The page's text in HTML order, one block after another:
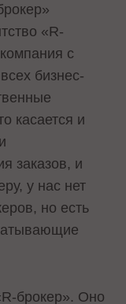
«R-
с
бизнес-
касается и
заказов, и
у нас нет
но есть
брокер». Оно